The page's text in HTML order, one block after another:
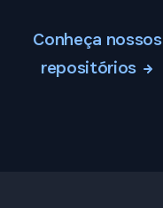
Conheça nossos
repositórios